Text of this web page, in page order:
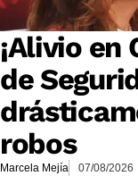
¡Alivio en
de
robos
Marcela Mejía 07/08/2026